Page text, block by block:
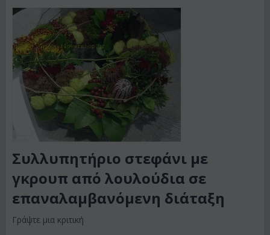
Συλλυπητήριο στεφάνι με
γκρουπ από λουλούδια σε
επαναλαμβανόμενη διάταξη
Γράψτε μια κριτική